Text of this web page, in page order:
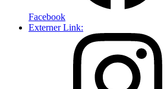
Facebook
Externer Link: